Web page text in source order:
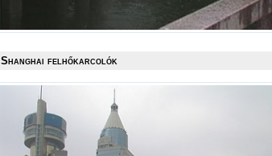
Shanghai felhőkarcolók